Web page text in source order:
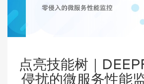
点亮技能树｜
侵扰的微服务性能